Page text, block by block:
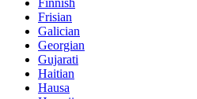
Finnish
Frisian
Galician
Georgian
Gujarati
Haitian
Hausa